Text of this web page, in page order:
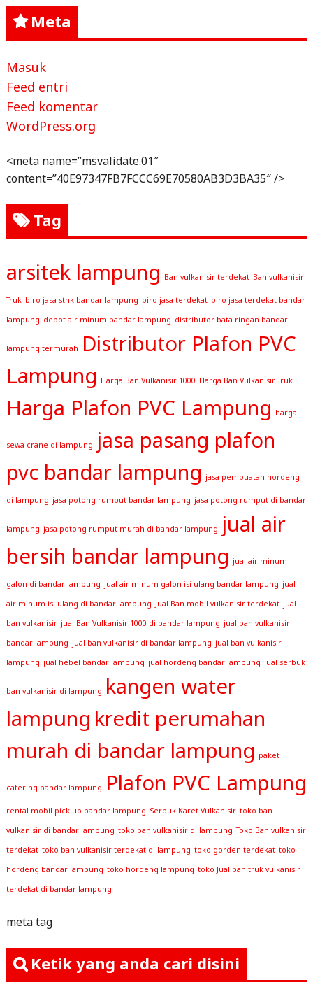
Meta
Masuk
Feed entri
Feed komentar
WordPress.org
<meta name=”msvalidate.01″
content=”40E97347FB7FCCC69E70580AB3D3BA35″ />
Tag
arsitek lampung Ban vulkanisir terdekat Ban vulkanisir
Truk biro jasa stnk bandar lampung biro jasa terdekat biro jasa terdekat bandar
lampung depot air minum bandar lampung distributor bata ringan bandar
lampung termurah
Distributor Plafon PVC
Lampung Harga Ban Vulkanisir 1000 Harga Ban Vulkanisir Truk
Harga Plafon PVC Lampung harga
sewa crane di lampung
jasa pasang plafon
pvc bandar lampung jasa pembuatan hordeng
di lampung jasa potong rumput bandar lampung jasa potong rumput di bandar
lampung jasa potong rumput murah di bandar lampung
jual air
bersih bandar lampung jual air minum
galon di bandar lampung jual air minum galon isi ulang bandar lampung jual
air minum isi ulang di bandar lampung Jual Ban mobil vulkanisir terdekat jual
ban vulkanisir jual Ban Vulkanisir 1000 di bandar lampung jual ban vulkanisir
bandar lampung jual ban vulkanisir di bandar lampung jual ban vulkanisir
lampung jual hebel bandar lampung jual hordeng bandar lampung jual serbuk
ban vulkanisir di lampung kangen water
lampung kredit perumahan
murah di bandar lampung paket
catering bandar lampung Plafon PVC Lampung
rental mobil pick up bandar lampung Serbuk Karet Vulkanisir toko ban
vulkanisir di bandar lampung toko ban vulkanisir di lampung Toko Ban vulkanisir
terdekat toko ban vulkanisir terdekat di lampung toko gorden terdekat toko
hordeng bandar lampung toko hordeng lampung toko Jual ban truk vulkanisir
terdekat di bandar lampung
meta tag
Ketik yang anda cari disini